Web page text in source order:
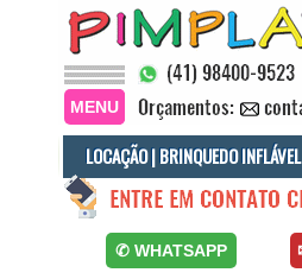
MENU
LOCAÇÃO | BRINQUEDO
Locacão Inflável Mini Aventura Curitiba, Aluguel Mini Aventura Curitiba,
Aluguel Mini Aventura para festas, Locação de Mini Aventura para
✆ WHATSAPP